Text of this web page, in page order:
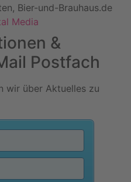
Bier-und-Brauhaus.de
Media
&
Postfach
wir über Aktuelles zu